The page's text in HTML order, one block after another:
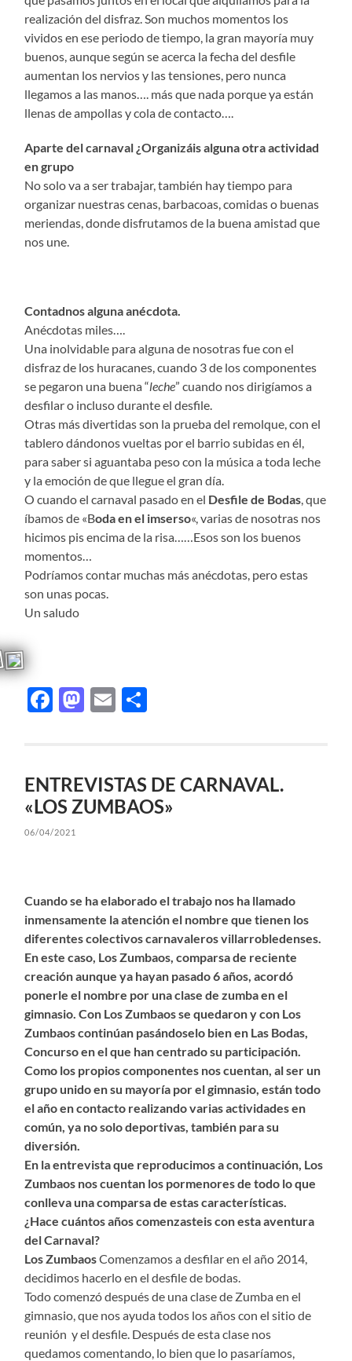
realización del disfraz. Son muchos momentos los
vividos en ese periodo de tiempo, la gran mayoría muy
buenos, aunque según se acerca la fecha del desfile
aumentan los nervios y las tensiones, pero nunca
llegamos a las manos…. más que nada porque ya están
llenas de ampollas y cola de contacto….
Aparte del carnaval ¿Organizáis alguna otra actividad
en grupo
No solo va a ser trabajar, también hay tiempo para
organizar nuestras cenas, barbacoas, comidas o buenas
meriendas, donde disfrutamos de la buena amistad que
nos une.
Contadnos alguna anécdota.
Anécdotas miles….
Una inolvidable para alguna de nosotras fue con el
disfraz de los huracanes, cuando 3 de los componentes
se pegaron una buena “leche” cuando nos dirigíamos a
desfilar o incluso durante el desfile.
Otras más divertidas son la prueba del remolque, con el
tablero dándonos vueltas por el barrio subidas en él,
para saber si aguantaba peso con la música a toda leche
y la emoción de que llegue el gran día.
O cuando el carnaval pasado en el Desfile de Bodas , que
íbamos de «Boda en el imserso«, varias de nosotras nos
hicimos pis encima de la risa……Esos son los buenos
momentos…
Podríamos contar muchas más anécdotas, pero estas
son unas pocas.
Un saludo
Facebook
Mastodon
Email
ENTREVISTAS DE CARNAVAL.
«LOS ZUMBAOS»
06/04/2021
Cuando se ha elaborado el trabajo nos ha llamado
inmensamente la atención el nombre que tienen los
diferentes colectivos carnavaleros villarrobledenses.
En este caso, Los Zumbaos, comparsa de reciente
creación aunque ya hayan pasado 6 años, acordó
ponerle el nombre por una clase de zumba en el
gimnasio. Con Los Zumbaos se quedaron y con Los
Zumbaos continúan pasándoselo bien en Las Bodas,
Concurso en el que han centrado su participación.
Como los propios componentes nos cuentan, al ser un
grupo unido en su mayoría por el gimnasio, están todo
el año en contacto realizando varias actividades en
común, ya no solo deportivas, también para su
diversión.
En la entrevista que reproducimos a continuación, Los
Zumbaos nos cuentan los pormenores de todo lo que
conlleva una comparsa de estas características.
¿Hace cuántos años comenzasteis con esta aventura
del Carnaval?
Los ZumbaosComenzamos a desfilar en el año 2014,
decidimos hacerlo en el desfile de bodas.
Todo comenzó después de una clase de Zumba en el
gimnasio, que nos ayuda todos los años con el sitio de
reunión y el desfile. Después de esta clase nos
quedamos comentando, lo bien que lo pasaríamos,